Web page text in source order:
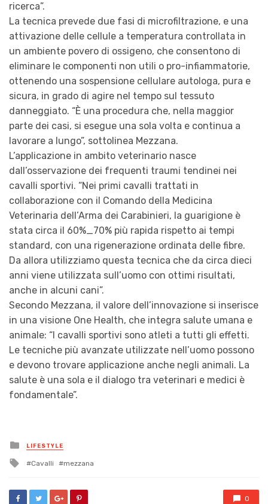
ricerca”.
La tecnica prevede due fasi di microfiltrazione, e una
attivazione delle cellule a temperatura controllata in
un ambiente povero di ossigeno, che consentono di
eliminare le componenti non utili o pro-infiammatorie,
ottenendo una sospensione cellulare autologa, pura e
sicura, in grado di agire nel tempo sul tessuto
danneggiato. “È una procedura che, nella maggior
parte dei casi, si esegue una sola volta e continua a
lavorare a lungo”, sottolinea Mezzana.
L’applicazione in ambito veterinario nasce
dall’osservazione dei frequenti traumi tendinei nei
cavalli sportivi. “Nei primi cavalli trattati in
collaborazione con il Comando della Medicina
Veterinaria dell’Arma dei Carabinieri, la guarigione è
stata circa il 60%_70% più rapida rispetto ai tempi
standard, con una rigenerazione ordinata delle fibre.
Da allora utilizziamo questa tecnica che da circa dieci
anni viene utilizzata sull’uomo con ottimi risultati,
anche in alcuni cani”.
Secondo Mezzana, il valore dell’innovazione si inserisce
in una visione One Health, che integra salute umana e
animale: “I cavalli sportivi sono atleti a tutti gli effetti.
Le tecniche più avanzate utilizzate nell’uomo possono
e devono trovare applicazione anche negli animali. La
salute è una sola e il dialogo tra veterinari e medici è
fondamentale”.
Posted
in
LIFESTYLE
Tagged
Cavalli mezzana
0